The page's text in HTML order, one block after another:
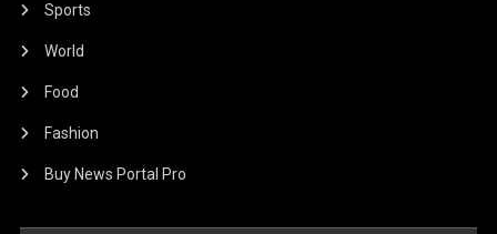
Sports
World
Food
Fashion
Buy News Portal Pro